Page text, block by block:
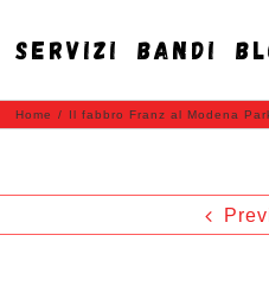
SERVIZI BANDI
Home / Il fabbro Franz al Modena